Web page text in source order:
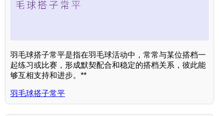
羽毛球搭子常平是指在羽毛球活动中，常常与某位搭档一
起练习或比赛，形成默契配合和稳定的搭档关系，彼此能
够互相支持和进步。**
羽毛球搭子常平